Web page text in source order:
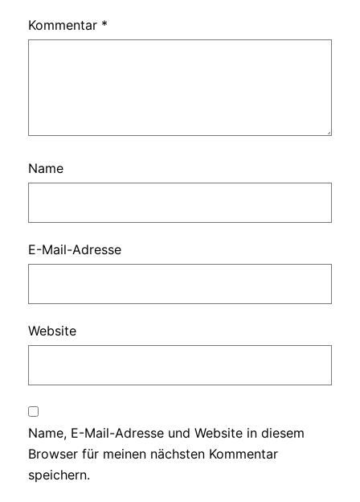
Kommentar *
Name
E-Mail-Adresse
Website
Name, E-Mail-Adresse und Website in diesem
Browser für meinen nächsten Kommentar
speichern.